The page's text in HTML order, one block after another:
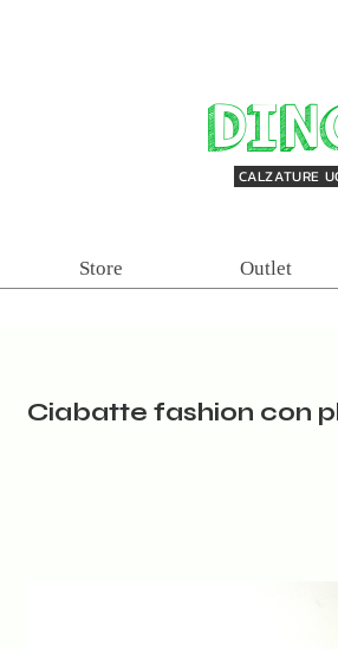
CALZATURE
Store Outlet
Ciabatte fashion con